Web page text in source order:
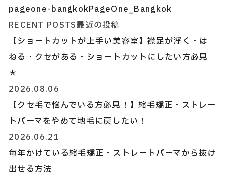
pageone-bangkokPageOne_Bangkok
RECENT POSTS最近の投稿
【ショートカットが上手い美容室】襟足が浮く・は
ねる・クセがある・ショートカットにしたい方必見
＊
2026.08.06
【クセ毛で悩んでいる方必見！】縮毛矯正・ストレー
トパーマをやめて地毛に戻したい！
2026.06.21
毎年かけている縮毛矯正・ストレートパーマから抜け
出せる方法